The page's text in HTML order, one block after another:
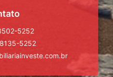
5252
5252